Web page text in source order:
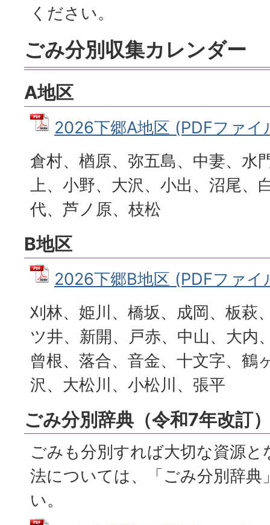
ください。
ごみ分別収集カレンダー
A地区
2026下郷A地区 (PDFファイ
倉村、楢原、弥五島、中妻、水
上、小野、大沢、小出、沼尾、
代、芦ノ原、枝松
B地区
2026下郷B地区 (PDFファイ
刈林、姫川、橋坂、成岡、板萩
ツ井、新開、戸赤、中山、大内
曾根、落合、音金、十文字、鶴
沢、大松川、小松川、張平
ごみ分別辞典（令和7年改訂
ごみも分別すれば大切な資源と
法については、「ごみ分別辞典
い。